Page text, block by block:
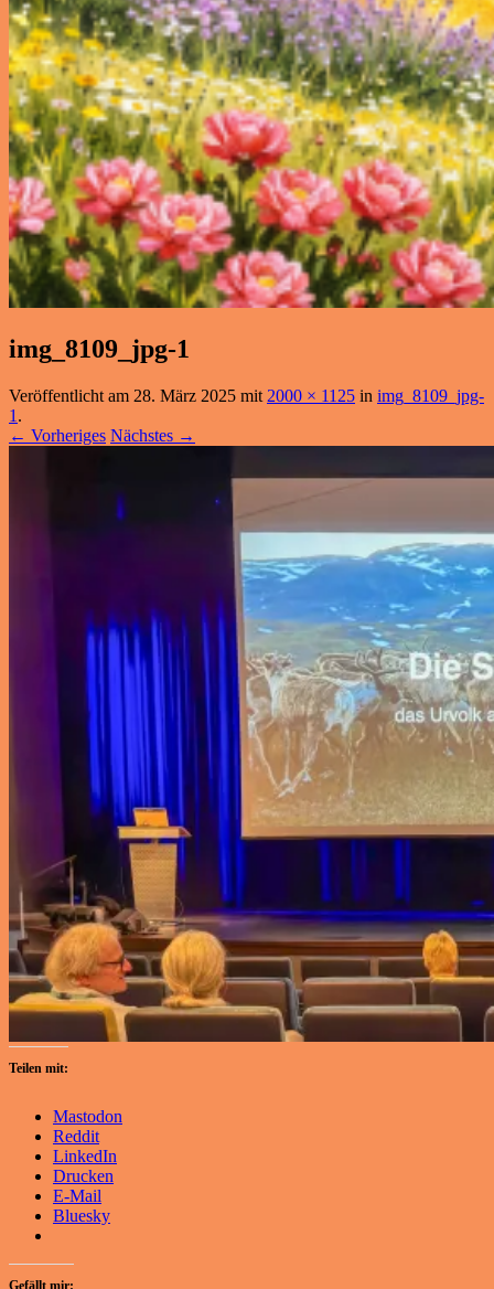
img_8109_jpg-1
Veröffentlicht am 28. März 2025 mit 2000 × 1125 in img_8109_jpg-
1 .
← Vorheriges Nächstes →
Teilen mit:
Mastodon
Reddit
LinkedIn
Drucken
E-Mail
Bluesky
Gefällt mir: